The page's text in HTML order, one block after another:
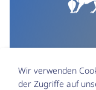
Wir verwenden
der Zugriffe auf